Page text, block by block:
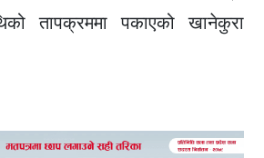
तापक्रममा पकाएको खानेकुरा